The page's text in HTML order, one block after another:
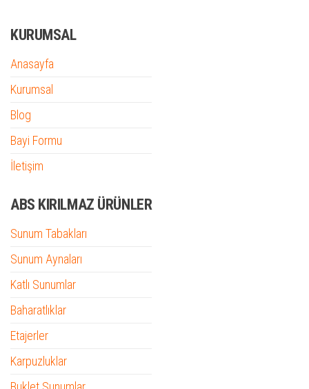
KURUMSAL
Anasayfa
Kurumsal
Blog
Bayi Formu
İletişim
ABS KIRILMAZ ÜRÜNLER
Sunum Tabakları
Sunum Aynaları
Katlı Sunumlar
Baharatlıklar
Etajerler
Karpuzluklar